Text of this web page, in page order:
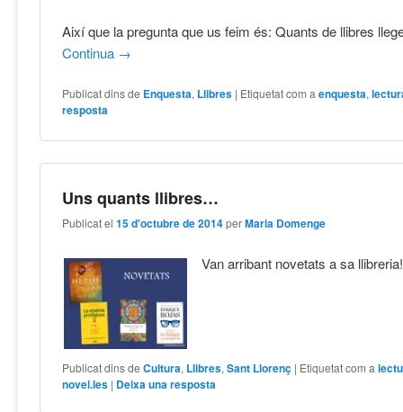
Així que la pregunta que us feim és: Quants de llibres
Continua →
Publicat dins de Enquesta, Llibres | Etiquetat com a enquesta,
resposta
Uns quants llibres…
Publicat el15 d'octubre de 2014 perMaria Domenge
Van arribant novetats a sa
Publicat dins de Cultura, Llibres,Sant Llorenç | Etiquetat com a
novel.les | Deixa una resposta